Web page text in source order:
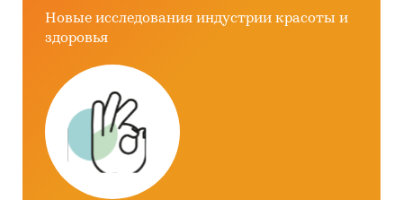
Новые исследования индустрии красоты и
здоровья